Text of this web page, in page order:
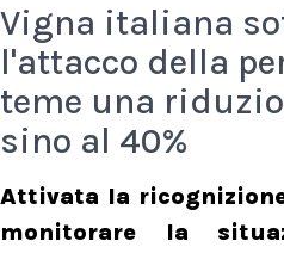
Vigna italiana
l'attacco della
teme una
sino al 40%
Attivata la
monitorare la